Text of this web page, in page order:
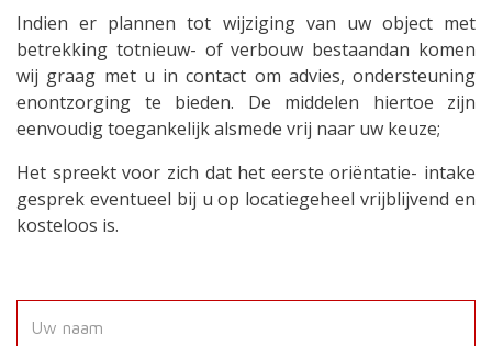
Indien er plannen tot wijziging van uw object met
betrekking totnieuw- of verbouw bestaandan komen
wij graag met u in contact om advies, ondersteuning
enontzorging te bieden. De middelen hiertoe zijn
eenvoudig toegankelijk alsmede vrij naar uw keuze;
Het spreekt voor zich dat het eerste oriëntatie- intake
gesprek eventueel bij u op locatiegeheel vrijblijvend en
kosteloos is.